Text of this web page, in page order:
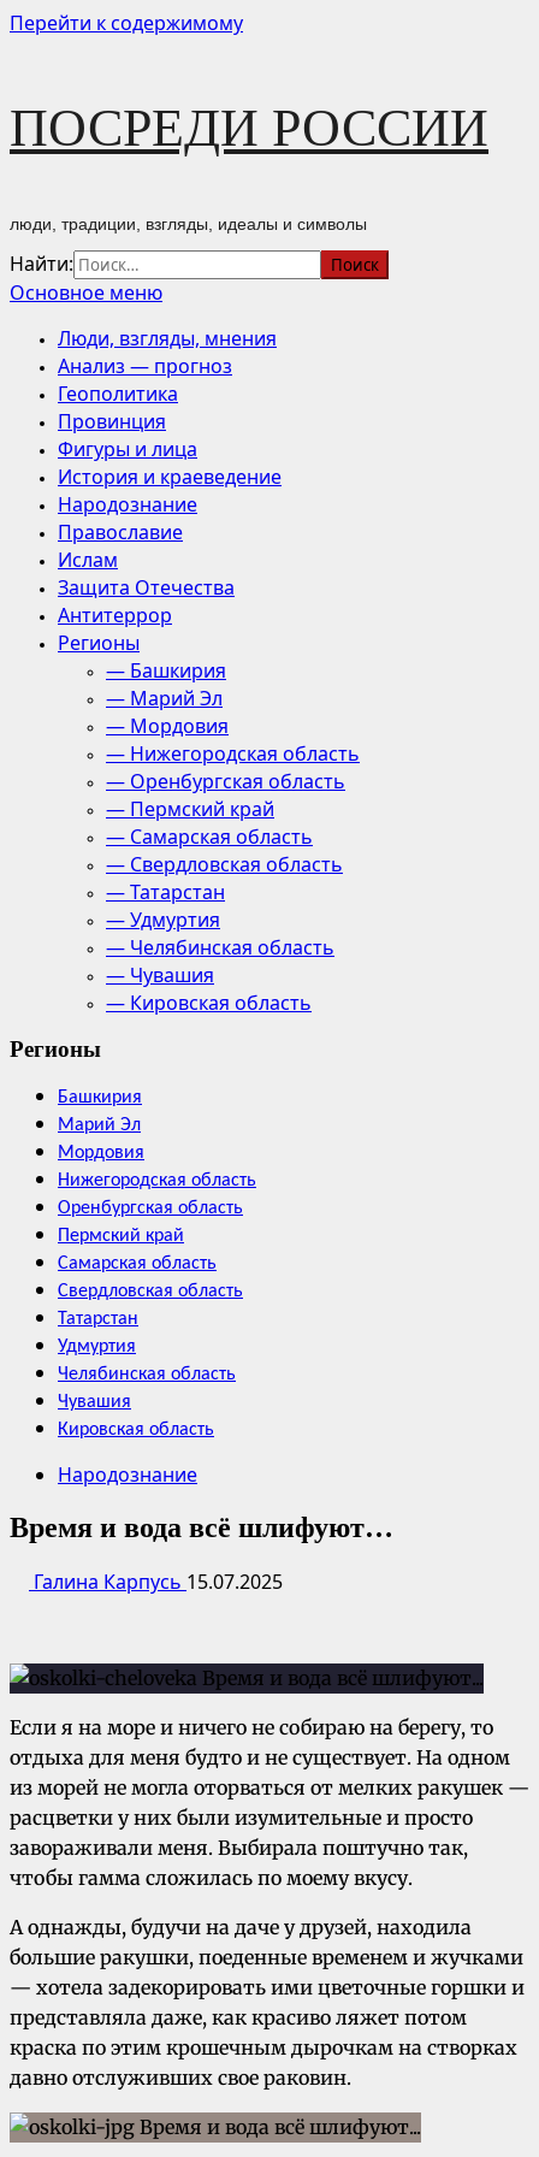
Перейти к содержимому
ПОСРЕДИ РОССИИ
люди, традиции, взгляды, идеалы и символы
Найти:
Основное меню
Люди, взгляды, мнения
Анализ — прогноз
Геополитика
Провинция
Фигуры и лица
История и краеведение
Народознание
Православие
Ислам
Защита Отечества
Антитеррор
Регионы
— Башкирия
— Марий Эл
— Мордовия
— Нижегородская область
— Оренбургская область
— Пермский край
— Самарская область
— Свердловская область
— Татарстан
— Удмуртия
— Челябинская область
— Чувашия
— Кировская область
Регионы
Башкирия
Марий Эл
Мордовия
Нижегородская область
Оренбургская область
Пермский край
Самарская область
Свердловская область
Татарстан
Удмуртия
Челябинская область
Чувашия
Кировская область
Народознание
Время и вода всё шлифуют…
Галина Карпусь 15.07.2025
Если я на море и ничего не собираю на берегу, то
отдыха для меня будто и не существует. На одном
из морей не могла оторваться от мелких ракушек —
расцветки у них были изумительные и просто
завораживали меня. Выбирала поштучно так,
чтобы гамма сложилась по моему вкусу.
А однажды, будучи на даче у друзей, находила
большие ракушки, поеденные временем и жучками
— хотела задекорировать ими цветочные горшки и
представляла даже, как красиво ляжет потом
краска по этим крошечным дырочкам на створках
давно отслуживших свое раковин.